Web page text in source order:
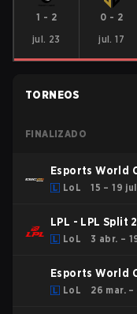
1 - 2
jul. 23
0 - 2
jul. 17
TORNEOS
FINALIZADO
Esports World
LoL 15 – 19
LPL - LPL Split
LoL 3 abr. –
Esports World
Qualifier
LoL 26 mar. –